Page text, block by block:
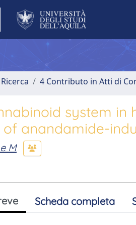
4 Contributo in Atti di
system in
of anandamide-
M
Scheda completa